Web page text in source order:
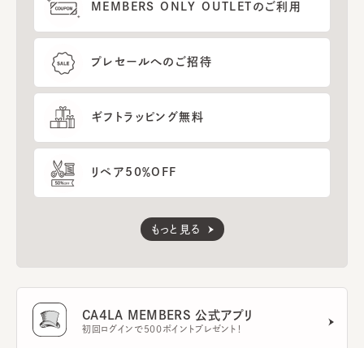
MEMBERS ONLY OUTLETのご利用
プレセールへのご招待
ギフトラッピング無料
リペア50％OFF
もっと見る
CA4LA MEMBERS 公式アプリ
初回ログインで500ポイントプレゼント！